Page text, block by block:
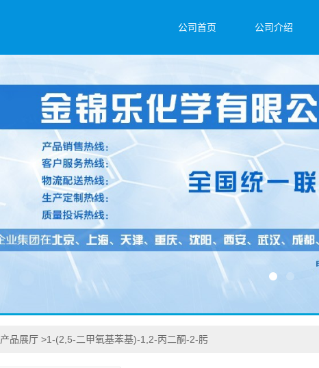
公司首页 公司介绍
产品展厅 >1-(2,5-二甲氧基苯基)-1,2-丙二酮-2-肟